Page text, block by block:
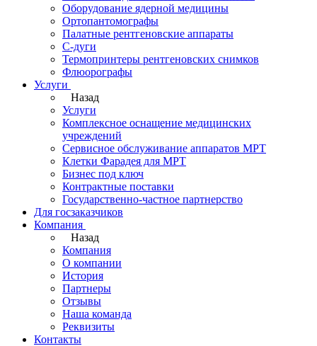
Оборудование ядерной медицины
Ортопантомографы
Палатные рентгеновские аппараты
С-дуги
Термопринтеры рентгеновских снимков
Флюорографы
Услуги
Назад
Услуги
Комплексное оснащение медицинских
учреждений
Сервисное обслуживание аппаратов МРТ
Клетки Фарадея для МРТ
Бизнес под ключ
Контрактные поставки
Государственно-частное партнерство
Для госзаказчиков
Компания
Назад
Компания
О компании
История
Партнеры
Отзывы
Наша команда
Реквизиты
Контакты